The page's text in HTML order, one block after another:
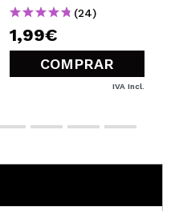
(24)
1,99€
COMPRAR
IVA Incl.